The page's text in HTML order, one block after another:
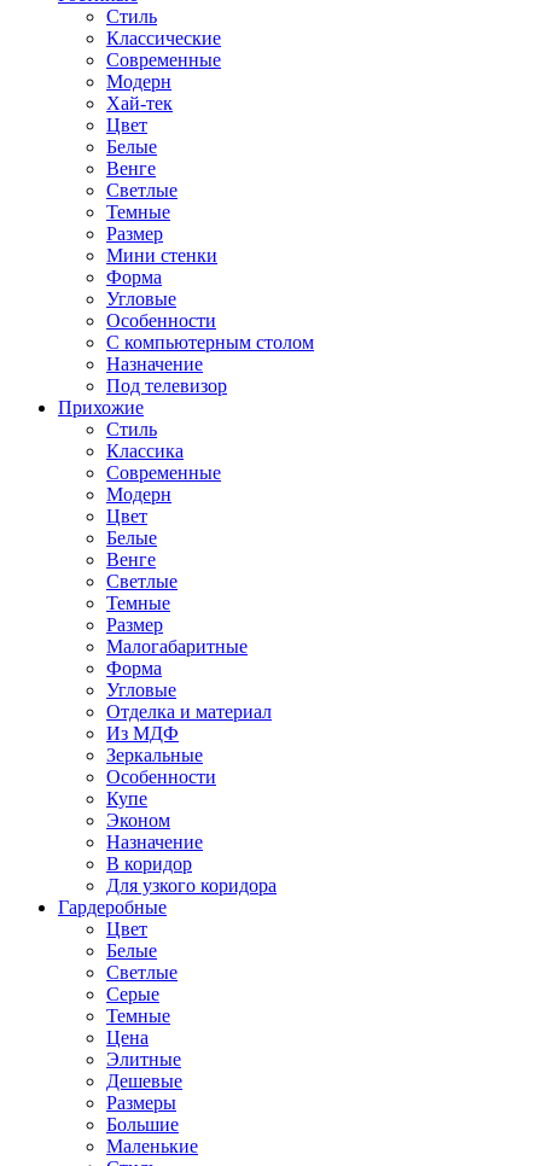
Стиль
Классические
Современные
Модерн
Хай-тек
Цвет
Белые
Венге
Светлые
Темные
Размер
Мини стенки
Форма
Угловые
Особенности
С компьютерным столом
Назначение
Под телевизор
Прихожие
Стиль
Классика
Современные
Модерн
Цвет
Белые
Венге
Светлые
Темные
Размер
Малогабаритные
Форма
Угловые
Отделка и материал
Из МДФ
Зеркальные
Особенности
Купе
Эконом
Назначение
В коридор
Для узкого коридора
Гардеробные
Цвет
Белые
Светлые
Серые
Темные
Цена
Элитные
Дешевые
Размеры
Большие
Маленькие